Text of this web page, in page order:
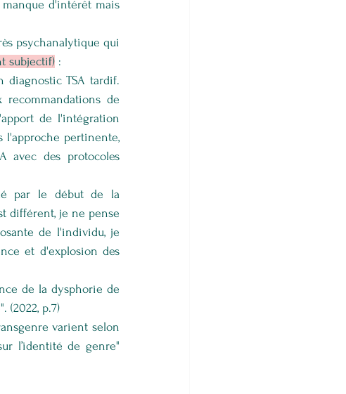
d'intérêt mais
psychanalytique qui
subjectif) :
diagnostic TSA tardif.
de
de l'intégration
l'approche pertinente,
avec des protocoles
par le début de la
différent, je ne pense
de l'individu, je
et d'explosion des
de la dysphorie de
(2022, p.7)
varient selon
l’identité de genre"